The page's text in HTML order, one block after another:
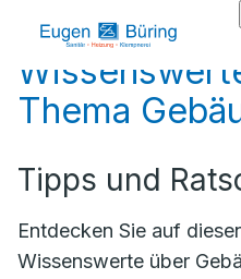
Thema
Tipps und
Entdecken Sie auf
Wissenswerte über